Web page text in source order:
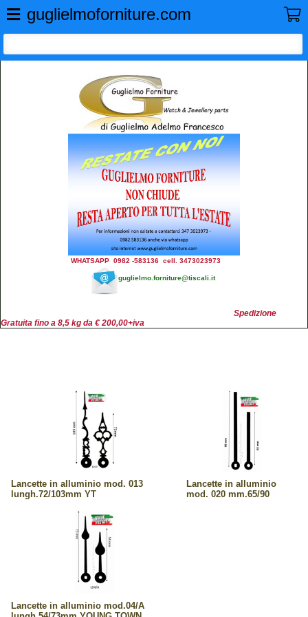
guglielmoforniture.com
GUGLIELMO FORNITURE
WHATSAPP 0982 -583136 cell. 3473023973
guglielmo.forniture@tiscali.it
Spedizione
Gratuita fino a 8,5 kg da € 200,00+iva
Lancette in alluminio mod. 013
lungh.72/103mm YT
Lancette in alluminio
mod. 020 mm.65/90
Lancette in alluminio mod.04/A